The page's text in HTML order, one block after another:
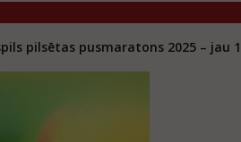
pilsētas pusmaratons 2025 – jau